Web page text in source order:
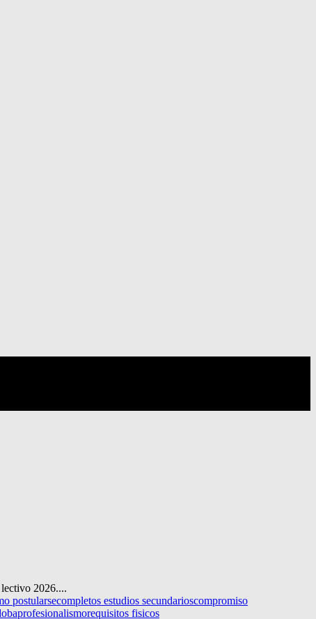
2026....
postularsecompletos estudios secundarioscompromiso
profesionalismorequisitos fisicos